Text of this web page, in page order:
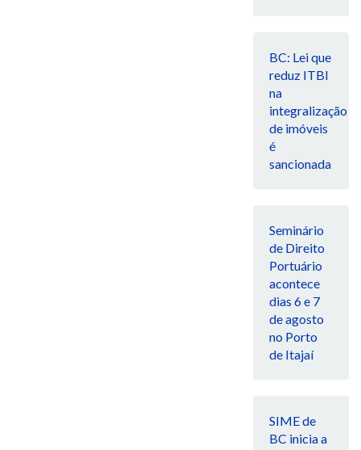
BC: Lei que
reduz ITBI
na
integralização
de imóveis
é
sancionada
Seminário
de Direito
Portuário
acontece
dias 6 e 7
de agosto
no Porto
de Itajaí
SIME de
BC inicia a